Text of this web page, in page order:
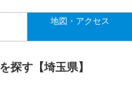
地図・アクセス
探す【埼玉県】